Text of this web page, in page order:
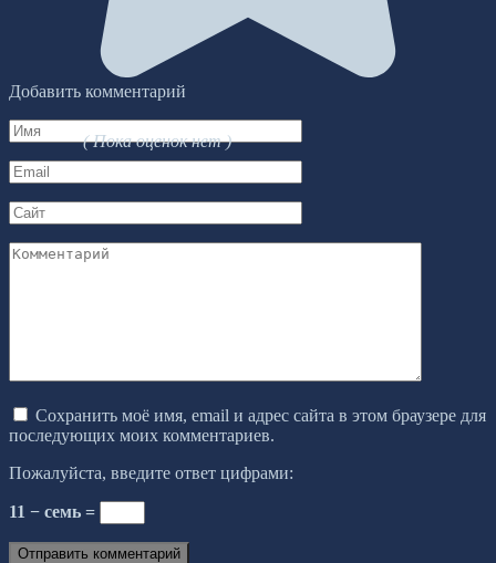
( Пока оценок нет )
Добавить комментарий
Имя
*
Email
*
Сайт
Комментарий
Сохранить моё имя, email и адрес сайта в этом браузере для
последующих моих комментариев.
Пожалуйста, введите ответ цифрами:
11 − семь =